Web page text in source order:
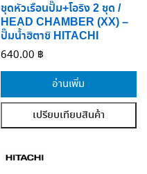
ชุดหัวเรือนปั๊ม+โอริง 2 ชุด /
HEAD CHAMBER (XX) –
ปั๊มน้ำฮิตาชิ HITACHI
640.00 ฿
อ่านเพิ่ม
เปรียบเทียบสินค้า